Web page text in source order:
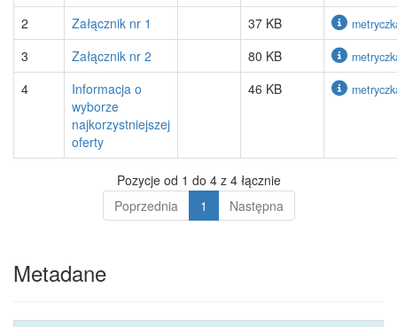
2 Załącznik nr 1 37 KB
3 Załącznik nr 2 80 KB
4
Informacja o
wyborze
najkorzystniejszej
oferty
46 KB
Pozycje od 1 do 4 z 4 łącznie
Poprzednia
1 Następna
Metadane